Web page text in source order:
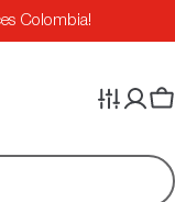
Colombia!